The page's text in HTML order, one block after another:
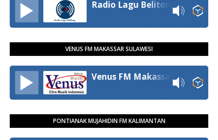
Radio Lagu Belitong
VENUS FM MAKASSAR SULAWESI
Venus FM Makassar
PONTIANAK MUJAHIDIN FM KALIMANTAN